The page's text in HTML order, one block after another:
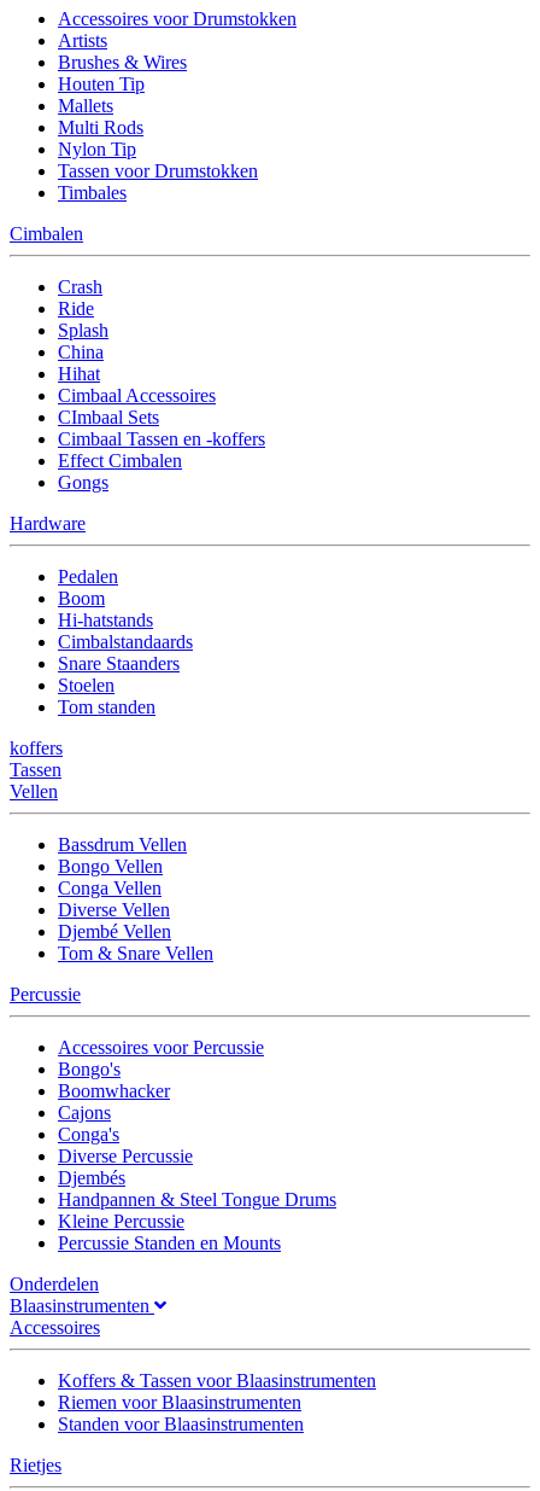
Accessoires voor Drumstokken
Artists
Brushes & Wires
Houten Tip
Mallets
Multi Rods
Nylon Tip
Tassen voor Drumstokken
Timbales
Cimbalen
Crash
Ride
Splash
China
Hihat
Cimbaal Accessoires
CImbaal Sets
Cimbaal Tassen en -koffers
Effect Cimbalen
Gongs
Hardware
Pedalen
Boom
Hi-hatstands
Cimbalstandaards
Snare Staanders
Stoelen
Tom standen
koffers
Tassen
Vellen
Bassdrum Vellen
Bongo Vellen
Conga Vellen
Diverse Vellen
Djembé Vellen
Tom & Snare Vellen
Percussie
Accessoires voor Percussie
Bongo's
Boomwhacker
Cajons
Conga's
Diverse Percussie
Djembés
Handpannen & Steel Tongue Drums
Kleine Percussie
Percussie Standen en Mounts
Onderdelen
Blaasinstrumenten
Accessoires
Koffers & Tassen voor Blaasinstrumenten
Riemen voor Blaasinstrumenten
Standen voor Blaasinstrumenten
Rietjes